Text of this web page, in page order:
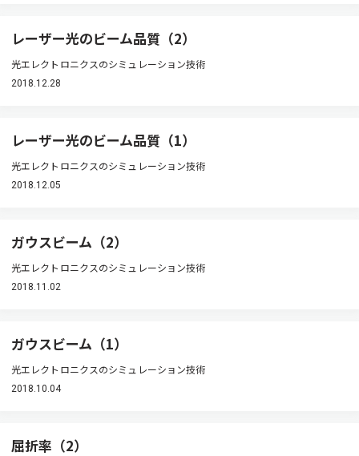
レーザー光のビーム品質（2）
光エレクトロニクスのシミュレーション技術
2018.12.28
レーザー光のビーム品質（1）
光エレクトロニクスのシミュレーション技術
2018.12.05
ガウスビーム（2）
光エレクトロニクスのシミュレーション技術
2018.11.02
ガウスビーム（1）
光エレクトロニクスのシミュレーション技術
2018.10.04
屈折率（2）